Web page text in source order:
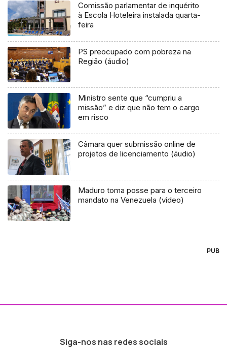
Comissão parlamentar de inquérito
à Escola Hoteleira instalada quarta-
feira
PS preocupado com pobreza na
Região (áudio)
Ministro sente que “cumpriu a
missão” e diz que não tem o cargo
em risco
Câmara quer submissão online de
projetos de licenciamento (áudio)
Maduro toma posse para o terceiro
mandato na Venezuela (vídeo)
PUB
Siga-nos nas redes sociais